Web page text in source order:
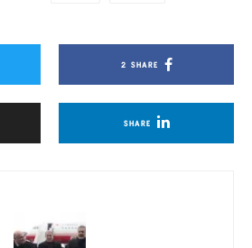
SHARE
2
SHARE